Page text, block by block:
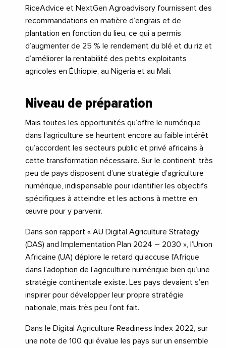
RiceAdvice et NextGen Agroadvisory fournissent des
recommandations en matière d’engrais et de
plantation en fonction du lieu, ce qui a permis
d’augmenter de 25 % le rendement du blé et du riz et
d’améliorer la rentabilité des petits exploitants
agricoles en Éthiopie, au Nigeria et au Mali.
Niveau de préparation
Mais toutes les opportunités qu’offre le numérique
dans l’agriculture se heurtent encore au faible intérêt
qu’accordent les secteurs public et privé africains à
cette transformation nécessaire. Sur le continent, très
peu de pays disposent d’une stratégie d’agriculture
numérique, indispensable pour identifier les objectifs
spécifiques à atteindre et les actions à mettre en
œuvre pour y parvenir.
Dans son rapport « AU Digital Agriculture Strategy
(DAS) and Implementation Plan 2024 – 2030 », l’Union
Africaine (UA) déplore le retard qu’accuse l’Afrique
dans l’adoption de l’agriculture numérique bien qu’une
stratégie continentale existe. Les pays devaient s’en
inspirer pour développer leur propre stratégie
nationale, mais très peu l’ont fait.
Dans le Digital Agriculture Readiness Index 2022, sur
une note de 100 qui évalue les pays sur un ensemble